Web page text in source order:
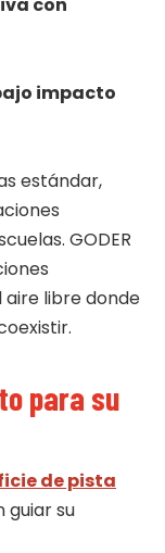
impacto
estándar,
GODER
libre donde
para su
de pista
guiar su